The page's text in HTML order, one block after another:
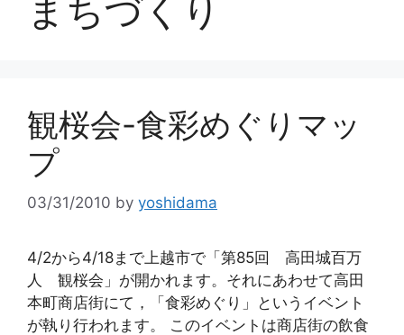
まちづくり
観桜会-食彩めぐりマッ
プ
03/31/2010 by yoshidama
4/2から4/18まで上越市で「第85回 高田城百万
人 観桜会」が開かれます。それにあわせて高田
本町商店街にて，「食彩めぐり」というイベント
が執り行われます。 このイベントは商店街の飲食